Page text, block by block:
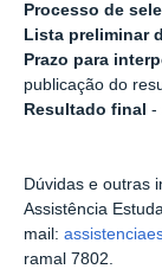
Processo de
Lista preliminar
Prazo para
publicação do
Resultado final -
Dúvidas e outras
Assistência
mail:
ramal 7802.